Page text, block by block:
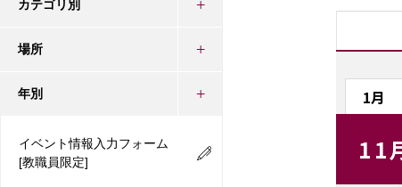
1月
11
カテゴリ別
場所
年別
イベント情報入力フォーム
[教職員限定]